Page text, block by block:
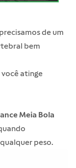
de um
bem
você atinge
Meia Bola
peso.